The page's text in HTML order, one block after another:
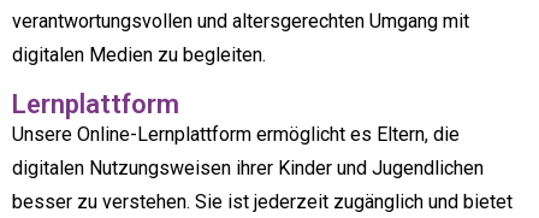
verantwortungsvollen und altersgerechten Umgang mit
digitalen Medien zu begleiten.
Lernplattform
Unsere Online-Lernplattform ermöglicht es Eltern, die
digitalen Nutzungsweisen ihrer Kinder und Jugendlichen
besser zu verstehen. Sie ist jederzeit zugänglich und bietet